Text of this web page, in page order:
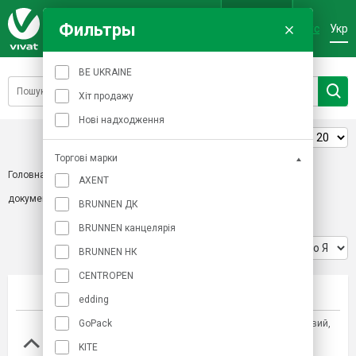
Рус Укр
Фильтры
BE UKRAINE
Хіт продажу
Нові надходження
Торгові марки
AXENT
BRUNNEN ДК
BRUNNEN канцелярія
BRUNNEN НК
CENTROPEN
edding
GoPack
KITE
Товарів на сторінці:
Головна Приладдя для організації робочого місця
документів металеві
Сортування:
Фото
Лоток вертикальний 100x250x320мм металевий,